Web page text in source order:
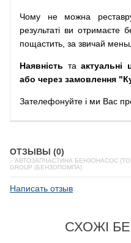
Чому не можна
результаті ви отримаєте
пощастить, за звичай
Наявність та актуальні
або через замовлення
Зателефонуйте і ми Вас
ОТЗЫВЫ (0)
✅АВТОЗАПЧАСТИНА БЕНЗОНАСОС
GROUP (БЕНЗОПОМПА)
Написать отзыв
СХОЖІ